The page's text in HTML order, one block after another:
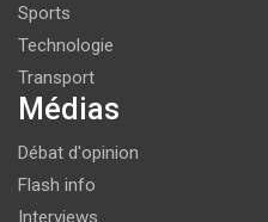
Sports
Technologie
Transport
Médias
Débat d'opinion
Flash info
Interviews